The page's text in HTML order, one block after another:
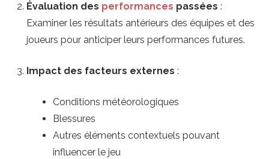
i
f
s
Évaluation des performances passées :
Examiner les résultats antérieurs des équipes et des
joueurs pour anticiper leurs performances futures.
Impact des facteurs externes :
Conditions météorologiques
Blessures
Autres éléments contextuels pouvant
influencer le jeu